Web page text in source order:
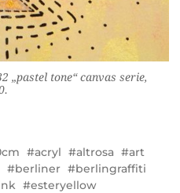
„pastel tone“ canvas serie,
acryl altrosa
art
berliner
berlingraffiti
esteryellow